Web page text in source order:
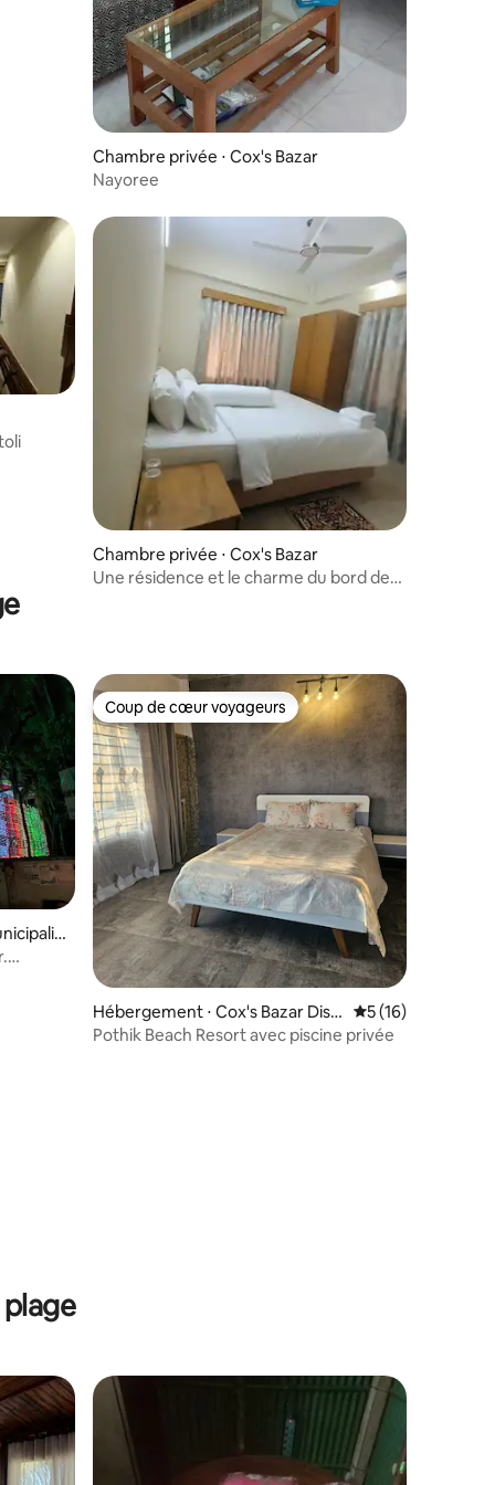
Chambre privée ⋅ Cox's Bazar
Nayoree
Chambre privée ⋅ Cox's Bazar
Une résidence et le charme du bord de
Coup de cœur voyageurs
Coup de cœur voyageurs
Hébergement ⋅ Cox's Bazar Distr
ict
Évaluation
5 (16)
Pothik Beach Resort avec piscine privée